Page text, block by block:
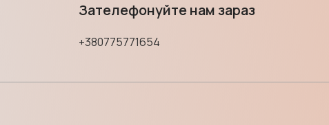
Зателефонуйте нам зараз
+380775771654